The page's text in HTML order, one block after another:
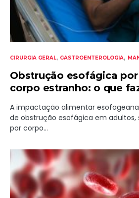
CIRURGIA GERAL GASTROENTEROLOGIA
Obstrução esofágica
corpo estranho: o que
A impactação alimentar
de obstrução esofágica em adultos,
por corpo…